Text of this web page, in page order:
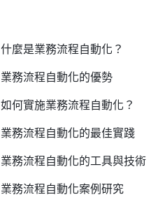
什麼是業務流程自動化？
業務流程自動化的優勢
如何實施業務流程自動化？
業務流程自動化的最佳實踐
業務流程自動化的工具與技術
業務流程自動化案例研究